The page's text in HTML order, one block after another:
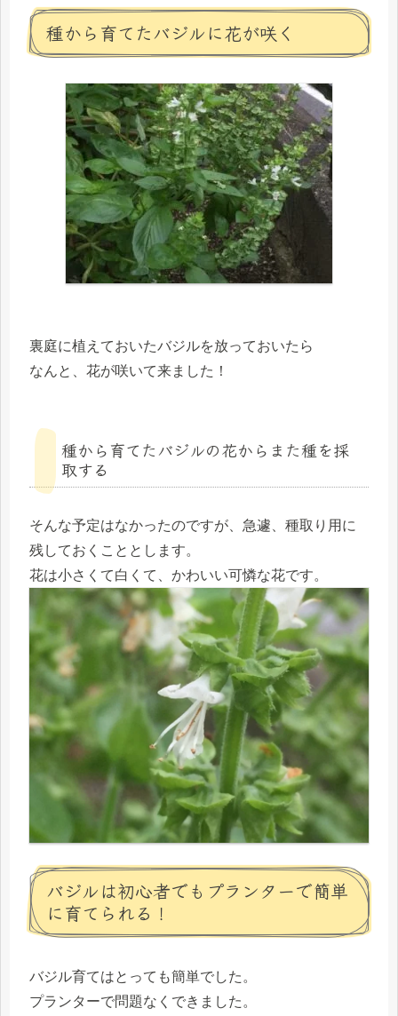
種から育てたバジルに花が咲く
裏庭に植えておいたバジルを放っておいたら
なんと、花が咲いて来ました！
種から育てたバジルの花からまた種を採
取する
そんな予定はなかったのですが、急遽、種取り用に
残しておくこととします。
花は小さくて白くて、かわいい可憐な花です。
バジルは初心者でもプランターで簡単
に育てられる！
バジル育てはとっても簡単でした。
プランターで問題なくできました。